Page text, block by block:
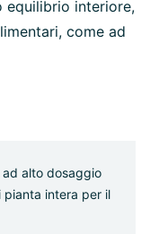
equilibrio interiore,
come ad
alto dosaggio
intera per il